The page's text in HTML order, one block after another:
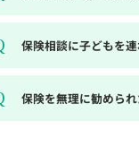
保険相談に子どもを
保険を無理に勧めら